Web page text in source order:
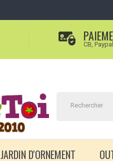
CB,
JARDIN D'ORNEMENT